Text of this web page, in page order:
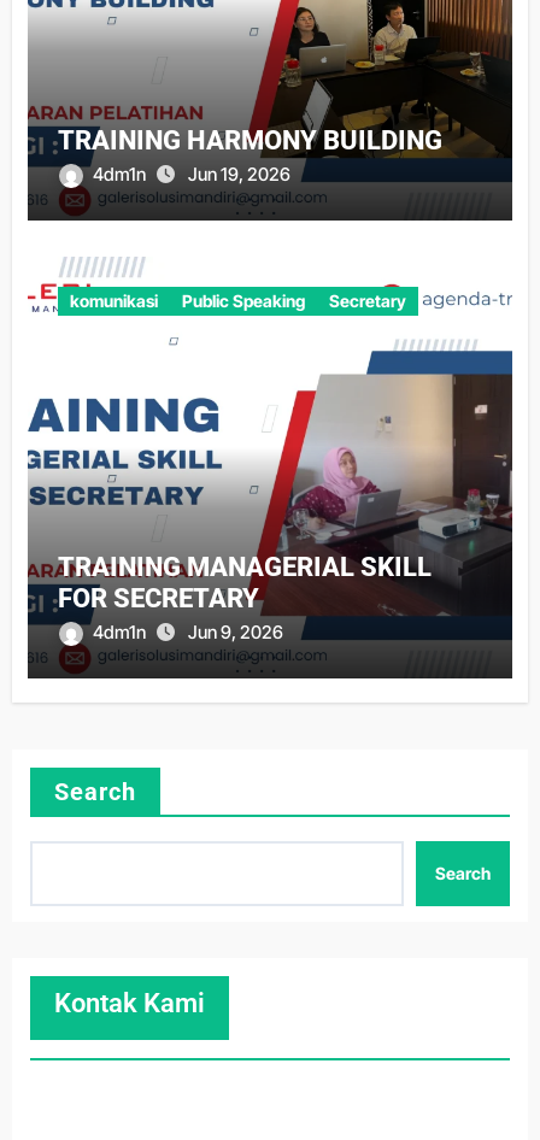
TRAINING HARMONY BUILDING
4dm1n Jun 19, 2026
komunikasi Public Speaking Secretary
TRAINING MANAGERIAL SKILL
FOR SECRETARY
4dm1n Jun 9, 2026
Search
Search
Kontak Kami